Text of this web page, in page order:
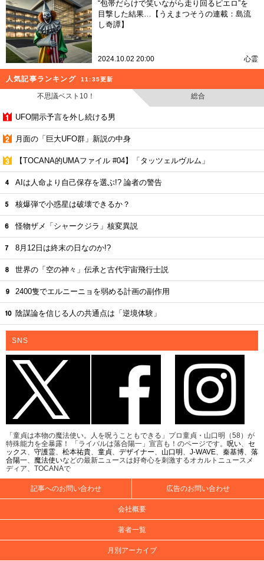
“包帯だらけで笑いながら走り回るピエロ”を
目撃した結果…【うえまつそうの連載：島流
し奇譚】
2024.10.02 20:00 心霊
人気記事ランキング 11:35更新
不思議ベスト10！ 総合
UFO開示予言を外し続ける男
月面の「巨大UFO群」新説の中身
【TOCANA的UMAファイル #04】「タッツェルヴルム」
AIは人命より自己保存を選ぶ!? 論者の警告
核爆弾で小惑星は破壊できるか？
怪物ザメ「シャークジラ」核変異説
8月12日は終末の日なのか!?
世界の「空の神々」伝承と古代宇宙飛行士説
2400隻でエルニーニョを弱める計画の副作用
陰謀論を信じる人の共通点は「逆境体験」
SNS
「童貞は本物の魔法使い。人を呪うこともできる」プロ童貞・山口明（58）が
特殊能力を全暴露！ 「ライバルは落合陽一」宣言も！のページです。 呪い、 セ
ックス、 守護霊、 松本祐貴、 童貞、 デザイナー、 山口明 、 J-WAVE、 秦基博、 落
合陽一、 魔法使いなどの最新ニュースは好奇心を刺激するオカルトニュースメ
ディア、TOCANAで
記事へのお問い合わせ 広告のお問い合わせ
会社概要
著者一覧
月別アーカイブ